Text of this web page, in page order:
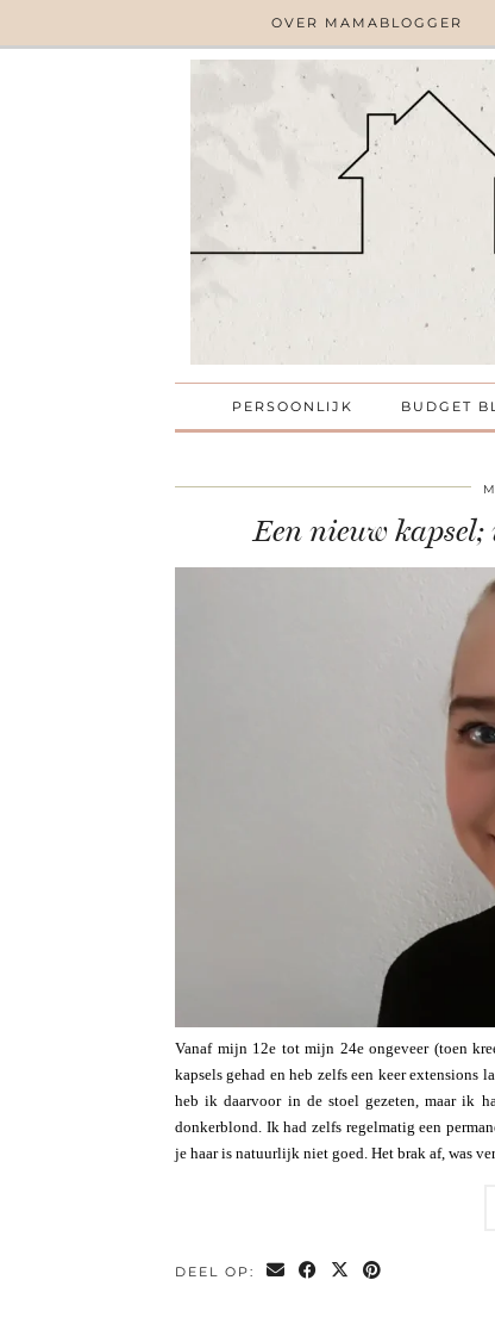
OVER MAMABLOGGER
PERSOONLIJK BUDGET
Een nieuw
Vanaf mijn 12e tot mijn 24e ongeveer (toen
kapsels gehad en heb zelfs een keer
heb ik daarvoor in de stoel gezeten, maar ik
donkerblond. Ik had zelfs regelmatig een
je haar is natuurlijk niet goed. Het brak af, was
DEEL OP: